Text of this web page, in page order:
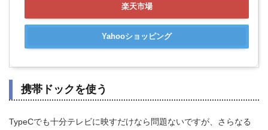
楽天市場
Yahooショッピング
携帯ドックを使う
TypeCでも十分テレビに映すだけなら問題ないですが、さらなる